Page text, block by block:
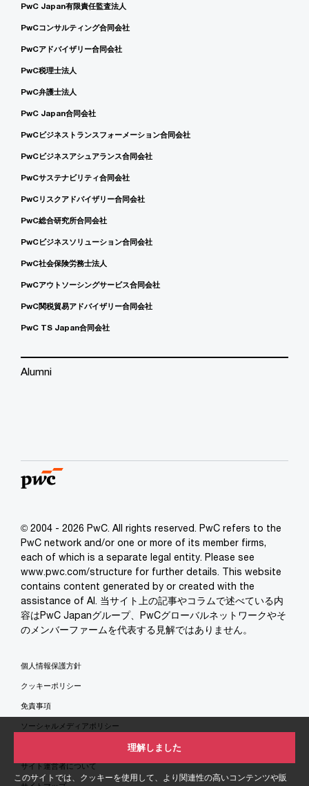
このサイトでは、クッキーを使用して、より関連性の高いコンテンツや販
理解しました
PwC Japan有限責任監査法人
PwCコンサルティング合同会社
PwCアドバイザリー合同会社
PwC税理士法人
PwC弁護士法人
PwC Japan合同会社
PwCビジネストランスフォーメーション合同会社
PwCビジネスアシュアランス合同会社
PwCサステナビリティ合同会社
PwCリスクアドバイザリー合同会社
PwC総合研究所合同会社
PwCビジネスソリューション合同会社
PwC社会保険労務士法人
PwCアウトソーシングサービス合同会社
PwC関税貿易アドバイザリー合同会社
PwC TS Japan合同会社
Alumni
© 2004 - 2026 PwC. All rights reserved. PwC refers to the
PwC network and/or one or more of its member firms,
each of which is a separate legal entity. Please see
www.pwc.com/structure for further details. This website
contains content generated by or created with the
assistance of AI. 当サイト上の記事やコラムで述べている内
容はPwC Japanグループ、PwCグローバルネットワークやそ
のメンバーファームを代表する見解ではありません。
個人情報保護方針
クッキーポリシー
免責事項
ソーシャルメディアポリシー
サイト運営者について